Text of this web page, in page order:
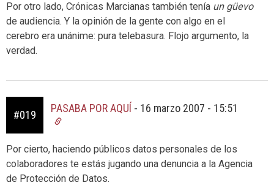
Por otro lado, Crónicas Marcianas también tenía un güevo
de audiencia. Y la opinión de la gente con algo en el
cerebro era unánime: pura telebasura. Flojo argumento, la
verdad.
#019
PASABA POR AQUÍ - 16 marzo 2007 - 15:51
Por cierto, haciendo públicos datos personales de los
colaboradores te estás jugando una denuncia a la Agencia
de Protección de Datos.